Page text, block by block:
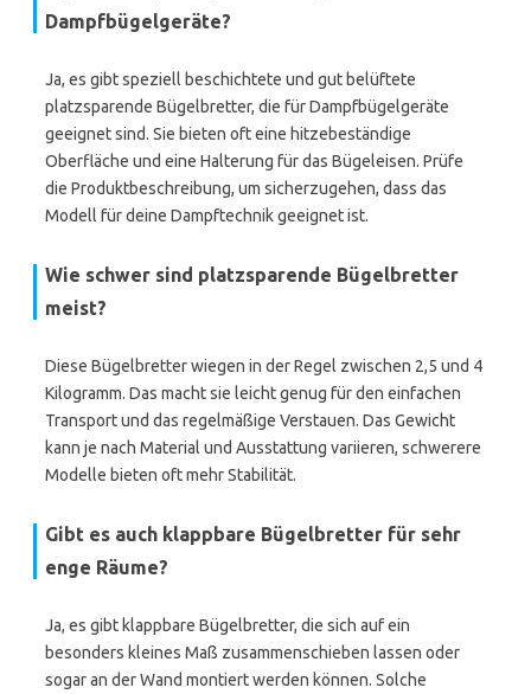
Dampfbügelgeräte?
Ja, es gibt speziell beschichtete und gut belüftete
platzsparende Bügelbretter, die für Dampfbügelgeräte
geeignet sind. Sie bieten oft eine hitzebeständige
Oberfläche und eine Halterung für das Bügeleisen. Prüfe
die Produktbeschreibung, um sicherzugehen, dass das
Modell für deine Dampftechnik geeignet ist.
Wie schwer sind platzsparende Bügelbretter
meist?
Diese Bügelbretter wiegen in der Regel zwischen 2,5 und 4
Kilogramm. Das macht sie leicht genug für den einfachen
Transport und das regelmäßige Verstauen. Das Gewicht
kann je nach Material und Ausstattung variieren, schwerere
Modelle bieten oft mehr Stabilität.
Gibt es auch klappbare Bügelbretter für sehr
enge Räume?
Ja, es gibt klappbare Bügelbretter, die sich auf ein
besonders kleines Maß zusammenschieben lassen oder
sogar an der Wand montiert werden können. Solche